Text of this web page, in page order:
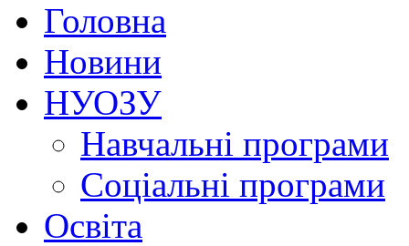
Головна
Новини
НУОЗУ
Навчальні програми
Соціальні програми
Освіта